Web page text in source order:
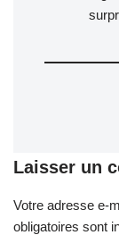
Laisser un
Votre adresse e-
obligatoires sont
A
lt